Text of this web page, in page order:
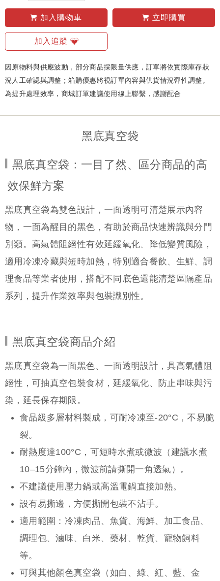
加入購物車 立即購買
加入追蹤
因原物料與供應波動，部分商品採限量供應，訂單將依實際庫存狀
況人工確認與調整；箱購優惠將視訂單內容與供貨情況彈性調整。
為提升處理效率，商城訂單建議使用線上聯繫，感謝配合
黑底真空袋
黑底真空袋：一目了然、區分商品的高
效保鮮方案
黑底真空袋為雙色設計，一面透明可清楚展示內容
物，一面為醒目的黑色，有助於商品快速辨識與分門
別類。高氣體阻絕性有效延緩氧化、降低變質風險，
適用冷凍冷藏與短時加熱，特別適合餐飲、生鮮、調
理食品等業者使用，搭配不同底色還能清楚區隔產品
系列，提升作業效率與包裝識別性。
黑底真空袋商品介紹
黑底真空袋為一面黑色、一面透明設計，具高氣體阻
絕性，可抽真空包裝食材，延緩氧化、防止串味與污
染，延長保存期限。
食品級多層材料製成，可耐冷凍至-20°C，不易脆
裂。
耐熱度達100°C，可短時水煮或微波（建議水煮
10–15分鐘內，微波前請撕開一角透氣）。
不建議使用壓力鍋或高溫電鍋直接加熱。
設有易撕邊，方便撕開包裝不沾手。
適用範圍：冷凍肉品、魚貨、海鮮、加工食品、
調理包、滷味、白米、藥材、乾貨、寵物飼料
等。
可與其他顏色真空袋（如白、綠、紅、藍、金